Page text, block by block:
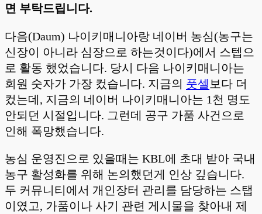
면 부탁드립니다.
다음(Daum) 나이키매니아랑 네이버 농심(농구는
신장이 아니라 심장으로 하는것이다)에서 스텝으
로 활동 했었습니다. 당시 다음 나이키매니아는
회원 숫자가 가장 컸습니다. 지금의 풋셀 보다 더
컸는데, 지금의 네이버 나이키매니아는 1천 명도
안되던 시절입니다. 그런데 공구 가품 사건으로
인해 폭망했습니다.
농심 운영진으로 있을때는 KBL에 초대 받아 국내
농구 활성화를 위해 논의했던게 인상 깊습니다.
두 커뮤니티에서 개인장터 관리를 담당하는 스탭
이였고, 가품이나 사기 관련 게시물을 찾아내 제